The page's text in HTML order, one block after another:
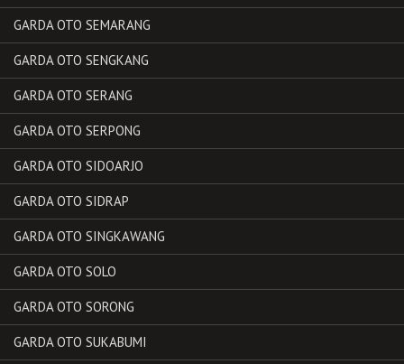
GARDA OTO SEMARANG
GARDA OTO SENGKANG
GARDA OTO SERANG
GARDA OTO SERPONG
GARDA OTO SIDOARJO
GARDA OTO SIDRAP
GARDA OTO SINGKAWANG
GARDA OTO SOLO
GARDA OTO SORONG
GARDA OTO SUKABUMI